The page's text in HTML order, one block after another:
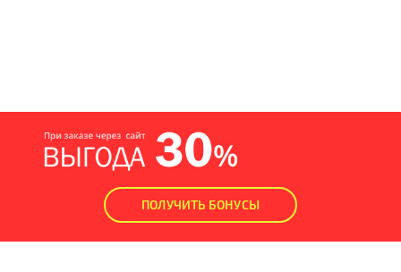
ПОЛУЧИТЬ БОНУСЫ